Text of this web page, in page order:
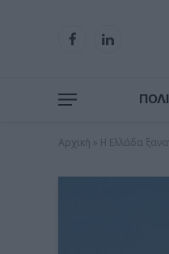
FacebookLinkedIn
Αρχική Η Ελλάδα